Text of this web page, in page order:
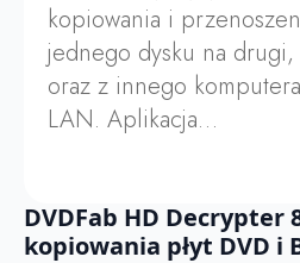
kopiowania i
jednego dysku na drugi,
oraz z innego
LAN. Aplikacja…
DVDFab HD Decrypter
kopiowania płyt DVD i